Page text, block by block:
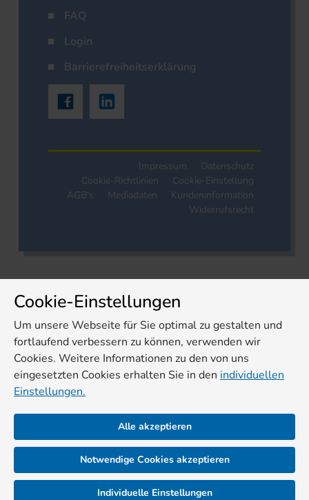
FAQ
Login
Barrierefreiheitserklärung
Impressum
Datenschutz
Cookie-Richtlinien
Cookie-Einstellung
AGB's
Mediadaten
Kundeninformation
Widerrufsrecht
Cookie-Einstellungen
Um unsere Webseite für Sie optimal zu gestalten und
fortlaufend verbessern zu können, verwenden wir
Cookies. Weitere Informationen zu den von uns
eingesetzten Cookies erhalten Sie in den individuellen
Einstellungen.
Alle akzeptieren
Notwendige Cookies akzeptieren
Individuelle Einstellungen